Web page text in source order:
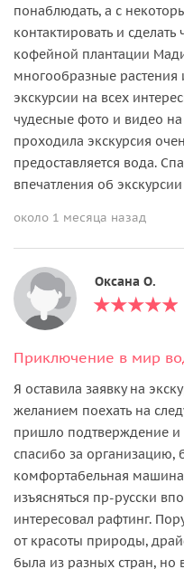
понаблюдать, а с
контактировать и
кофейной плантации
многообразные растения
экскурсии на всех
чудесные фото и видео
проходила экскурсия
предоставляется вода.
впечатления об
около 1 месяца назад
Оксана О.
Приключение в мир
Я оставила заявку на
желанием поехать на
пришло подтверждение и
спасибо за организацию,
комфортабельная
изъясняться пр-русски
интересовал рафтинг.
от красоты природы,
была из разных стран, но